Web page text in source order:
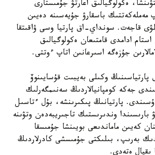
ەكولوگيالىق اعارتۋ جۇمىستارى
مەملەكەتتىك باسقارۋ جۇيەسىنە دەيىن
قاجەت. سونداي-اق پارتيا وسى ۋاقىتقا
مىڭنان استام ادامدى قامتىعان ەكولوگيالىق
جۇزەگە اسىرعانىن اتاپ ءوتتى.
پارتياسىنىڭ وكىلى بەيبىت قۇسايىنوۆ
جەكە كومپانيالاردىڭ سەنىمگەرلىك
ۇسىندى. پارتيانىڭ پىكىرىنشە، بۇل ءتاسىل
بارىسىندا وندىرىستىك تاجىريبەدەن وتۋىنە
كەيىن ماماندىعى بويىنشا جۇمىسقا
بەرىپ، بىلىكتى جۇمىسشى كادرلاردىڭ
ىقپال ەتەدى.